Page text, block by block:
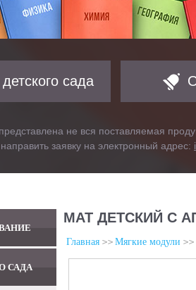
сада
не вся поставляемая
заявку на электронный адрес:
САДА
МАТ ДЕТСКИЙ С
Главная Мягкие модули